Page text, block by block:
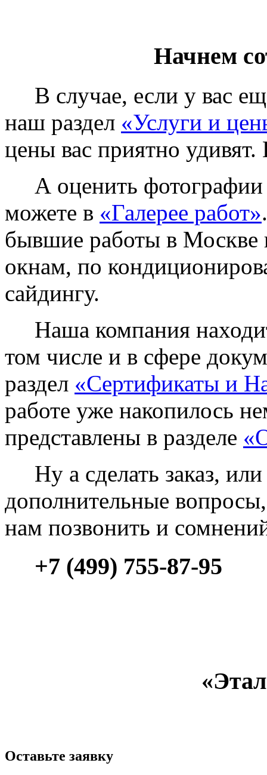
Начнем
В случае, если у вас
наш раздел «Услуги и
цены вас приятно
А оценить фотографии
можете в «Галерее работ»
бывшие работы в Москве
окнам, по
сайдингу.
Наша компания
том числе и в сфере
раздел «Сертификаты и
работе уже накопилось
представлены в разделе
Ну а сделать заказ, или
дополнительные вопросы,
нам позвонить и
+7 (499) 755-87-95
­Оставьте заявку